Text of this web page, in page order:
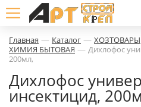
Главная — Каталог — ХОЗТОВАРЫ
ХИМИЯ БЫТОВАЯ — Дихлофос
200мл,
Дихлофос
инсектицид,